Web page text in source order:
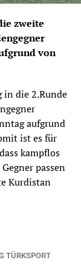
zweite
von
in die 2.Runde
aufgrund
ist es für
kampflos
passen
Kurdistan
TÜRKSPORT